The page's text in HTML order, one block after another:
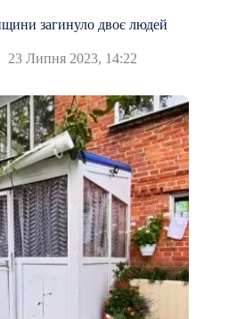
загинуло двоє людей
23 Липня 2023, 14:22